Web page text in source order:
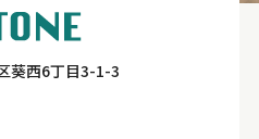
葵西6丁目3-1-3